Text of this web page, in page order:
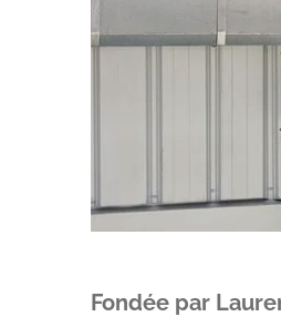
Fondée par